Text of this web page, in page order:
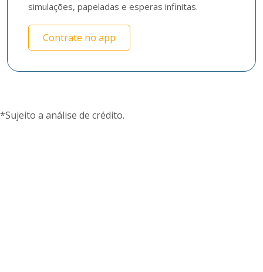
simulações, papeladas e esperas infinitas.
Contrate no app
*Sujeito a análise de crédito.